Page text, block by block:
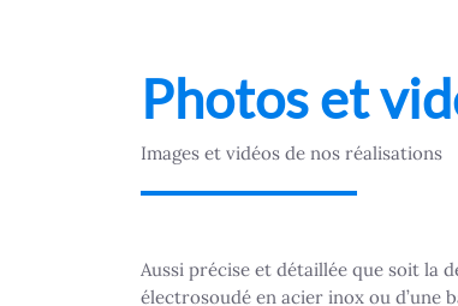
Photos et
Images et vidéos de nos réalisations
Aussi précise et détaillée que soit la
électrosoudé en acier inox ou d’une